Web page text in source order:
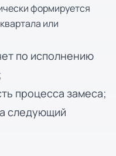
формируется
или
по исполнению
процесса замеса;
следующий